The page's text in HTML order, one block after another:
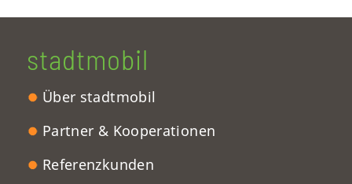
stadtmobil
Über stadtmobil
Partner & Kooperationen
Referenzkunden